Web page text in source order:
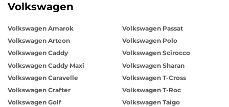
Volkswagen
Volkswagen Amarok
Volkswagen Arteon
Volkswagen Caddy
Volkswagen Caddy Maxi
Volkswagen Caravelle
Volkswagen Crafter
Volkswagen Golf
Volkswagen Passat
Volkswagen Polo
Volkswagen Scirocco
Volkswagen Sharan
Volkswagen T-Cross
Volkswagen T-Roc
Volkswagen Taigo